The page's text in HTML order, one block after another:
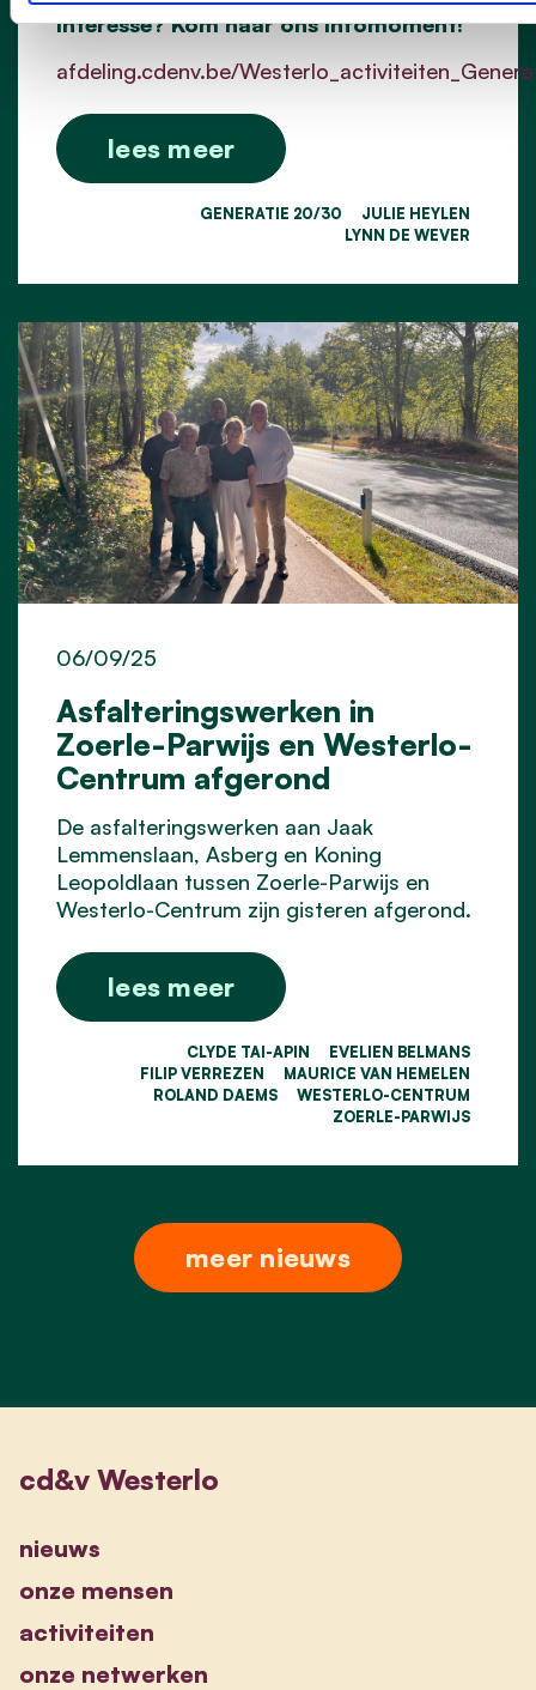
Interesse? Kom naar ons infomoment!
afdeling.cdenv.be/
lees meer
GENERATIE 20/30
JULIE HEYLEN
LYNN DE WEVER
Asfalteringswerken in
Zoerle-Parwijs en Westerlo-
Centrum afgerond
06/09/25
De asfalteringswerken aan Jaak
Lemmenslaan, Asberg en Koning
Leopoldlaan tussen Zoerle-Parwijs en
Westerlo-Centrum zijn gisteren afgerond.
lees meer
CLYDE TAI-APIN
EVELIEN BELMANS
FILIP VERREZEN
MAURICE VAN HEMELEN
ROLAND DAEMS
WESTERLO-CENTRUM
ZOERLE-PARWIJS
meer nieuws
cd&v Westerlo
nieuws
onze mensen
activiteiten
onze netwerken